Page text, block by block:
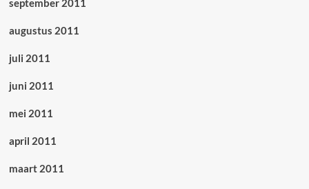
september 2011
augustus 2011
juli 2011
juni 2011
mei 2011
april 2011
maart 2011